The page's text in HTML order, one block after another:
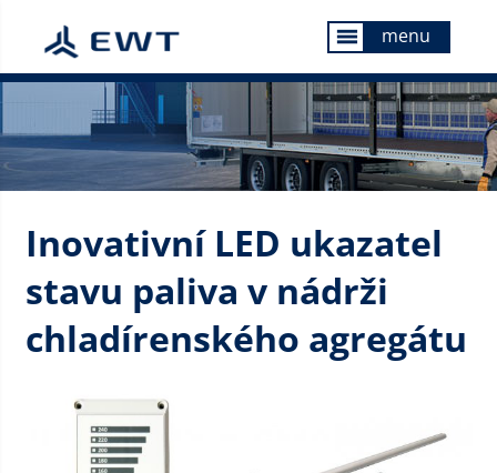
menu menu
Inovativní LED ukazatel
stavu paliva v nádrži
chladírenského agregátu